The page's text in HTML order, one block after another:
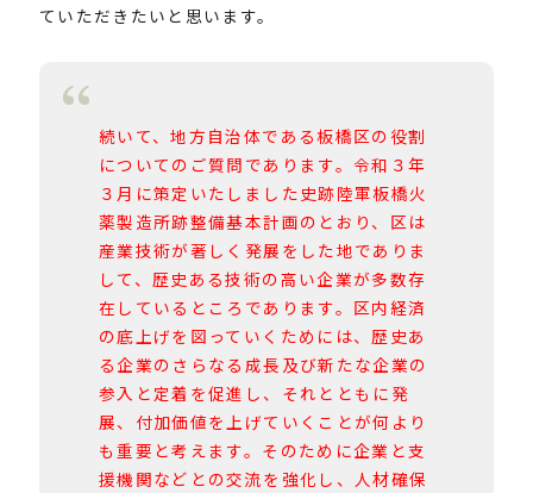
ていただきたいと思います。
続いて、地方自治体である板橋区の役割
についてのご質問であります。令和３年
３月に策定いたしました史跡陸軍板橋火
薬製造所跡整備基本計画のとおり、区は
産業技術が著しく発展をした地でありま
して、歴史ある技術の高い企業が多数存
在しているところであります。区内経済
の底上げを図っていくためには、歴史あ
る企業のさらなる成長及び新たな企業の
参入と定着を促進し、それとともに発
展、付加価値を上げていくことが何より
も重要と考えます。そのために企業と支
援機関などとの交流を強化し、人材確保